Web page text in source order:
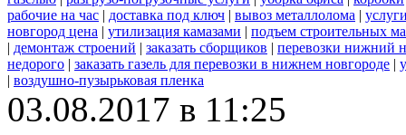
рабочие на час | доставка под ключ | вывоз металлолома |
новгород цена | утилизация камазами | подъем строительных
| демонтаж строений | заказать сборщиков | перевозки нижний
недорого | заказать газель для перевозки в нижнем новгороде |
| воздушно-пузырьковая пленка
03.08.2017 в 11:25